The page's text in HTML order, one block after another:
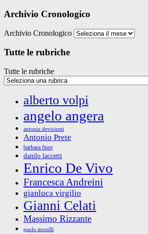
Archivio Cronologico
Archivio Cronologico
Tutte le rubriche
Tutte le rubriche
alberto volpi
angelo angera
antonio devicienti
Antonio Prete
barbara fiore
danilo laccetti
Enrico De Vivo
Francesca Andreini
gianluca virgilio
Gianni Celati
Massimo Rizzante
paolo morelli